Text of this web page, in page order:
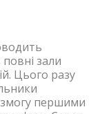
зали
Цього разу
змогу першими